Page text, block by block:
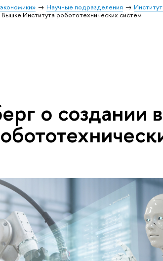
Научные подразделения
Института робототехнических систем
о создании